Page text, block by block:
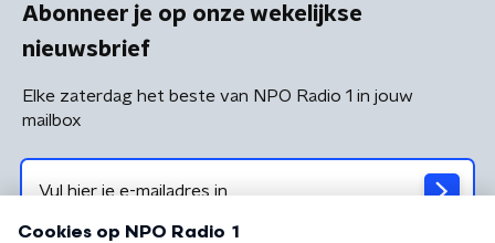
Abonneer je op onze wekelijkse
nieuwsbrief
Elke zaterdag het beste van NPO Radio 1 in jouw
mailbox